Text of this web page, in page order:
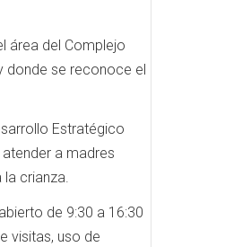
área del Complejo
donde se reconoce el
Estratégico
a madres
crianza.
de 9:30 a 16:30
visitas, uso de